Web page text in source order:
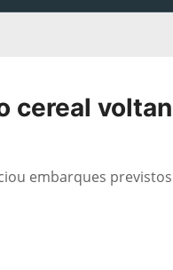
cereal
embarques